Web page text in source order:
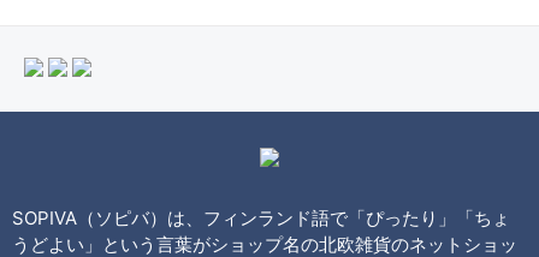
SOPIVA（ソピバ）は、フィンランド語で「ぴったり」「ちょ
うどよい」という言葉がショップ名の北欧雑貨のネットショッ